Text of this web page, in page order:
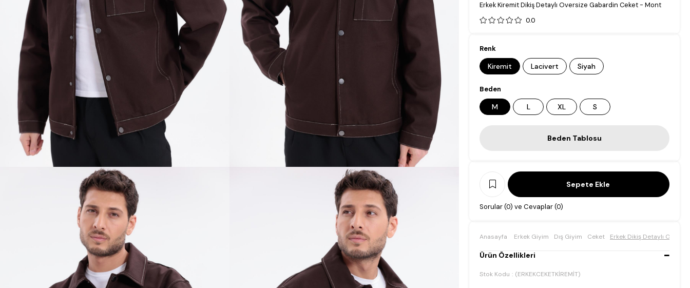
Erkek Kiremit Dikiş Detaylı Oversize Gabardin Ceket - Mont
0.0
Renk
Kiremit Lacivert Siyah
Beden
M L XL S
Beden Tablosu
Sorular (0) ve Cevaplar (0)
Anasayfa Erkek Giyim Dış Giyim Ceket Erkek Dikiş Detaylı
Ürün Özellikleri
Stok Kodu (ERKEKCEKETKİREMİT)